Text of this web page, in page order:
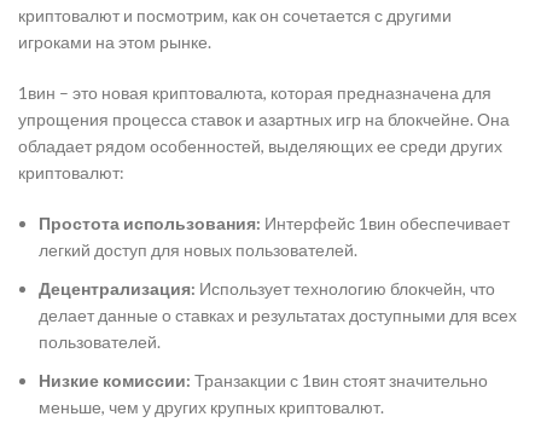
криптовалют и посмотрим, как он сочетается с другими
игроками на этом рынке.
1вин – это новая криптовалюта, которая предназначена для
упрощения процесса ставок и азартных игр на блокчейне. Она
обладает рядом особенностей, выделяющих ее среди других
криптовалют:
Простота использования: Интерфейс 1вин обеспечивает
легкий доступ для новых пользователей.
Децентрализация: Использует технологию блокчейн, что
делает данные о ставках и результатах доступными для всех
пользователей.
Низкие комиссии: Транзакции с 1вин стоят значительно
меньше, чем у других крупных криптовалют.